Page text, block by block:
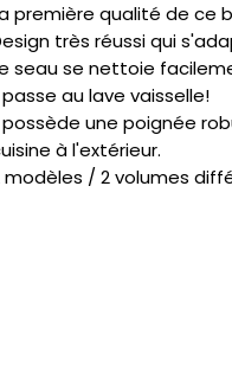
première qualité de ce
très réussi qui
seau se nettoie
passe au lave vaisselle!
possède une poignée
à l'extérieur.
modèles / 2 volumes